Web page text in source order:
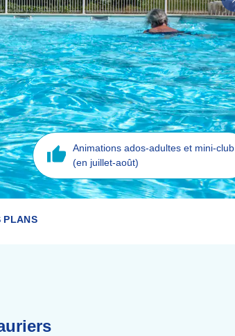
Animations ados-adultes et mini-club
(en juillet-août)
PLANS